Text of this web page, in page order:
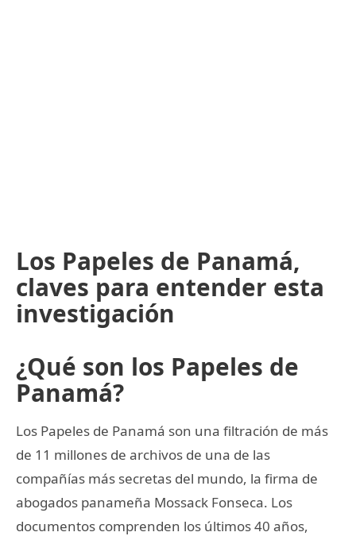
Los Papeles de Panamá,
claves para entender esta
investigación
¿Qué son los Papeles de
Panamá?
Los Papeles de Panamá son una filtración de más
de 11 millones de archivos de una de las
compañías más secretas del mundo, la firma de
abogados panameña Mossack Fonseca. Los
documentos comprenden los últimos 40 años,